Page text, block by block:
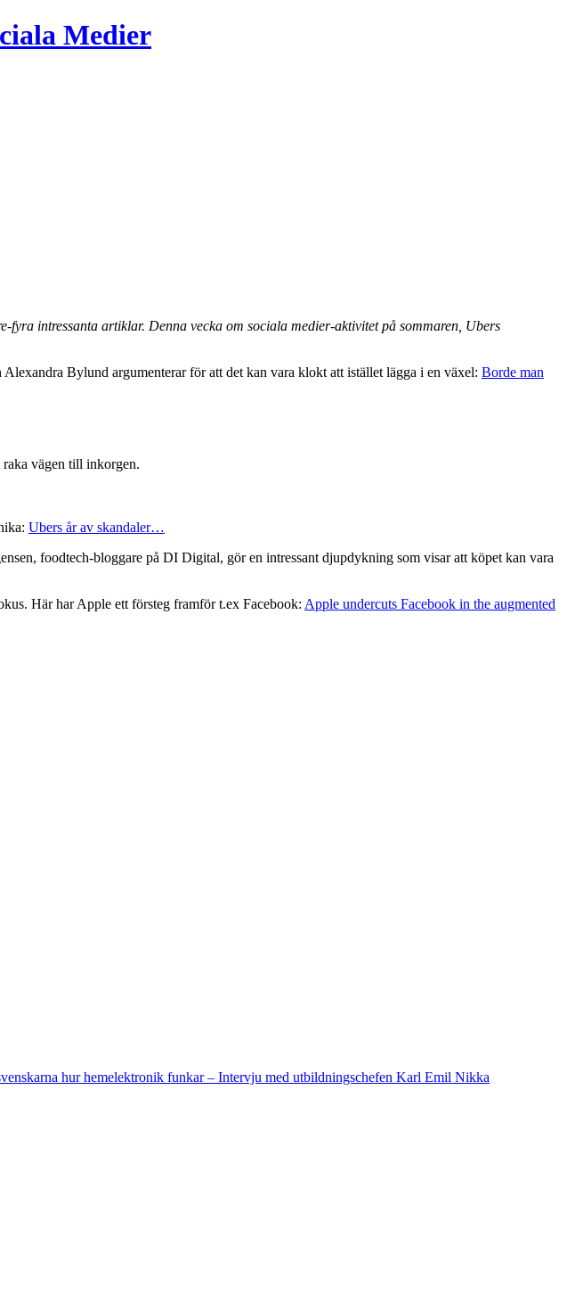
Medier
intressanta artiklar. Denna vecka om sociala medier-aktivitet på sommaren, Ubers
Bylund argumenterar för att det kan vara klokt att istället lägga i en växel: Borde man
raka vägen till inkorgen.
Ubers år av skandaler…
foodtech-bloggare på DI Digital, gör en intressant djupdykning som visar att köpet kan vara
Här har Apple ett försteg framför t.ex Facebook: Apple undercuts Facebook in the augmented
hur hemelektronik funkar – Intervju med utbildningschefen Karl Emil Nikka